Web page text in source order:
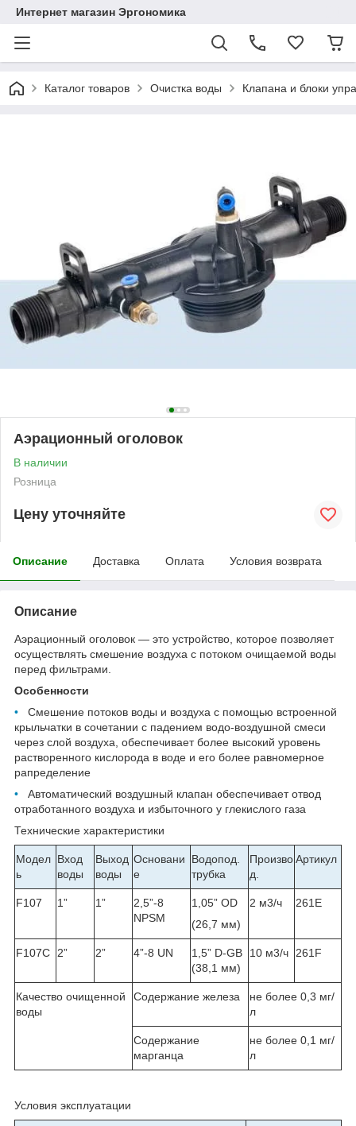
Интернет магазин Эргономика
Каталог товаров Очистка воды Клапана и блоки
Аэрационный оголовок
В наличии
Розница
Цену уточняйте
Описание Доставка Оплата Условия возврата
Описание
Аэрационный оголовок — это устройство, которое по­зволяет
осуществлять смешение воздуха с потоком очищаемой воды
перед фильтрами.
Особенности
•
Смешение потоков воды и воздуха с помощью встроенной
крыльчатки в сочетании с падением водо-воздушной смеси
через слой воздуха, обеспечивает более высокий уровень
растворенного кислорода в воде и его более равномерное
рапределение
•
Автоматический воздушный клапан обеспечивает отвод
отработанного воздуха и избыточного у глекислого газа
Технические характеристики
Модел
ь
Вход
воды
Выход
воды
Основани
е
Водопод.
трубка
Произво
д.
Артикул
F107 1” 1”
2,5”-8
NPSM
1,05” OD
(26,7 мм)
2 м3/ч 261E
F107C 2” 2” 4”-8 UN 1,5” D-GB
(38,1 мм)
10 м3/ч 261F
Качество очищенной
воды
Содержание железа
не более 0,3 мг/
л
Содержание
марганца
не более 0,1 мг/
л
Условия эксплуатации